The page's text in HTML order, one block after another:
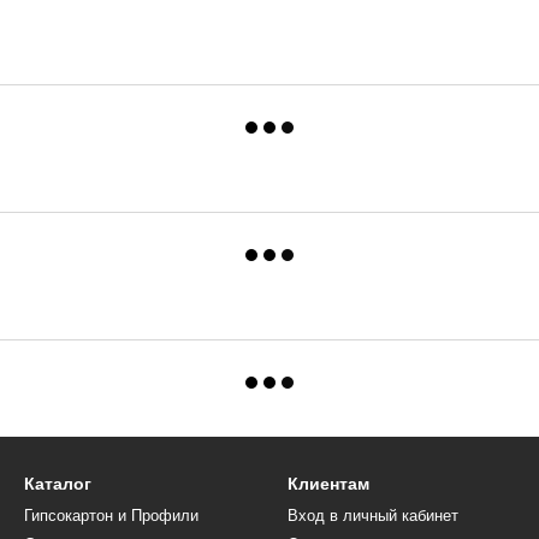
Каталог
Гипсокартон и Профили
Клиентам
Вход в личный кабинет